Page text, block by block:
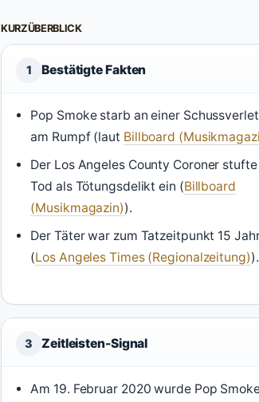
KURZÜBERBLICK
1 Bestätigte Fakten
Pop Smoke starb an einer
am Rumpf (laut Billboard
Der Los Angeles County Coroner
Tod als Tötungsdelikt ein (Billboard
(Musikmagazin)).
Der Täter war zum Tatzeitpunkt 15
(Los Angeles Times (Regionalzeitung)).
3 Zeitleisten-Signal
Am 19. Februar 2020 wurde Pop